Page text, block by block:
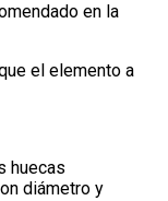
en la
el elemento a
huecas
diámetro y